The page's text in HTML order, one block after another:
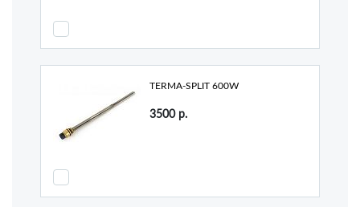
TERMA-SPLIT 600W
3500р.